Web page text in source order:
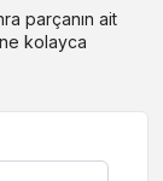
parçanın ait
kolayca